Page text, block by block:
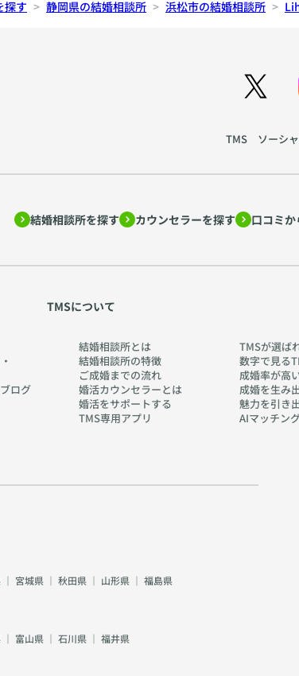
探す 静岡県の結婚相談所 浜松市の結婚相談所
TMS ソーシャ
結婚相談所を探す カウンセラーを探す 口コミか
ログ
TMSについて
結婚相談所とは
結婚相談所の特徴
ご成婚までの流れ
婚活カウンセラーとは
婚活をサポートする
TMS専用アプリ
TMSが選ば
数字で見る
成婚率が高
成婚を生み
魅力を引き
AIマッチン
｜ 宮城県 ｜ 秋田県 ｜ 山形県 ｜ 福島県
｜ 富山県 ｜ 石川県 ｜ 福井県